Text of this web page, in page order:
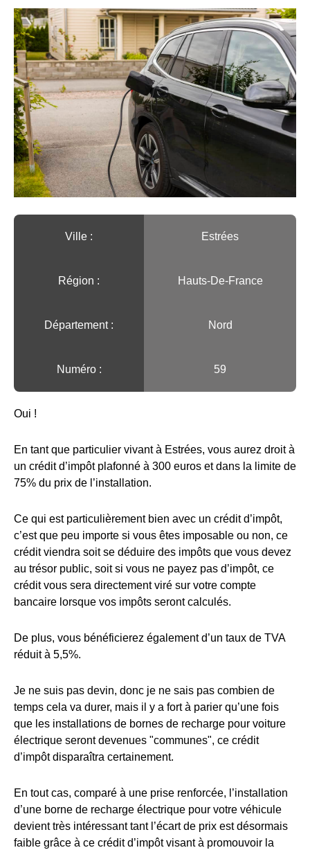
Ville :️ Estrées
Région :️ Hauts-De-France
Département : Nord
Numéro : 59
Oui !
En tant que particulier vivant à Estrées, vous aurez droit à
un crédit d’impôt plafonné à 300 euros et dans la limite de
75% du prix de l’installation.
Ce qui est particulièrement bien avec un crédit d’impôt,
c’est que peu importe si vous êtes imposable ou non, ce
crédit viendra soit se déduire des impôts que vous devez
au trésor public, soit si vous ne payez pas d’impôt, ce
crédit vous sera directement viré sur votre compte
bancaire lorsque vos impôts seront calculés.
De plus, vous bénéficierez également d’un taux de TVA
réduit à 5,5%.
Je ne suis pas devin, donc je ne sais pas combien de
temps cela va durer, mais il y a fort à parier qu’une fois
que les installations de bornes de recharge pour voiture
électrique seront devenues "communes", ce crédit
d’impôt disparaîtra certainement.
En tout cas, comparé à une prise renforcée, l’installation
d’une borne de recharge électrique pour votre véhicule
devient très intéressant tant l’écart de prix est désormais
faible grâce à ce crédit d’impôt visant à promouvoir la